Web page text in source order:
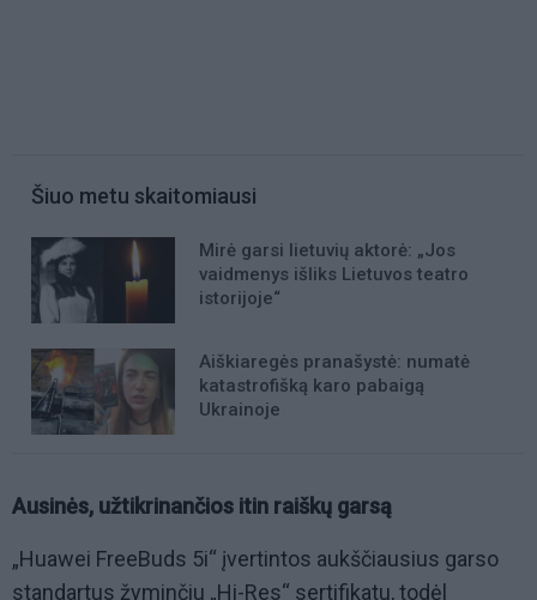
Šiuo metu skaitomiausi
Mirė garsi lietuvių aktorė: „Jos
vaidmenys išliks Lietuvos teatro
istorijoje“
Aiškiaregės pranašystė: numatė
katastrofišką karo pabaigą
Ukrainoje
Ausinės, užtikrinančios itin raiškų garsą
„Huawei FreeBuds 5i“ įvertintos aukščiausius garso
standartus žyminčiu „Hi-Res“ sertifikatu, todėl